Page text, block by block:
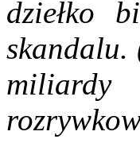
dziełko
skandalu.